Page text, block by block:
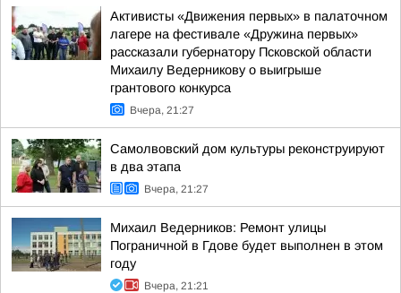
Активисты «Движения первых» в палаточном
лагере на фестивале «Дружина первых»
рассказали губернатору Псковской области
Михаилу Ведерникову о выигрыше
грантового конкурса
Вчера, 21:27
Самолвовский дом культуры реконструируют
в два этапа
Вчера, 21:27
Михаил Ведерников: Ремонт улицы
Пограничной в Гдове будет выполнен в этом
году
Вчера, 21:21